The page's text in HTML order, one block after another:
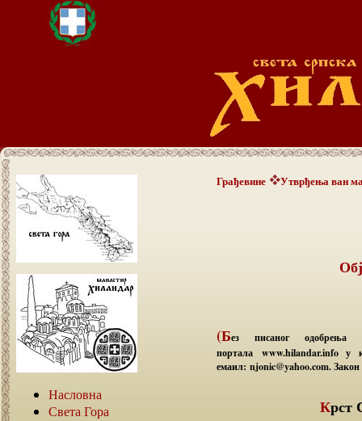
Насловна
Света Гора
Грађевине Утврђења ван
(Без писаног одобрења
портала www.hilandar.info у
емаил: njonic@yahoo.com. Закон